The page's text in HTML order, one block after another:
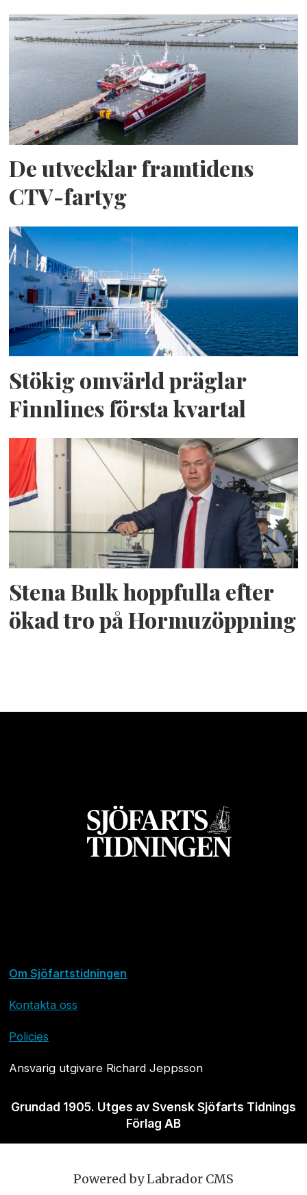
De utvecklar framtidens
CTV-fartyg
Stökig omvärld präglar
Finnlines första kvartal
Stena Bulk hoppfulla efter
ökad tro på Hormuzöppning
Om Sjöfartstidningen
Kontakta oss
Policies
Ansvarig utgivare Richard Jeppsson
Grundad 1905. Utges av Svensk Sjöfarts Tidnings
Förlag AB
Powered by Labrador CMS